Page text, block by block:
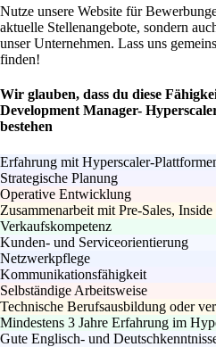
Nutze unsere Website für
aktuelle Stellenangebote, sondern
unser Unternehmen. Lass uns
finden!
Wir glauben, dass du diese
Development Manager-
bestehen
Erfahrung mit Hyperscaler-
Strategische Planung
Operative Entwicklung
Zusammenarbeit mit Pre-Sales,
Verkaufskompetenz
Kunden- und Serviceorientierung
Netzwerkpflege
Kommunikationsfähigkeit
Selbständige Arbeitsweise
Technische Berufsausbildung oder
Mindestens 3 Jahre Erfahrung im
Gute Englisch- und